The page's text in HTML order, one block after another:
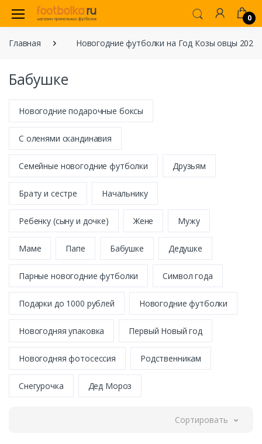
0
Главная Новогодние футболки на Год Козы овцы 2027
Бабушке
Новогодние подарочные боксы
С оленями скандинавия
Семейные новогодние футболки Друзьям
Брату и сестре Начальнику
Ребенку (сыну и дочке) Жене Мужу
Маме Папе Бабушке Дедушке
Парные новогодние футболки Символ года
Подарки до 1000 рублей Новогодние футболки
Новогодняя упаковка Первый Новый год
Новогодняя фотосессия Родственникам
Снегурочка Дед Мороз
Сортировать